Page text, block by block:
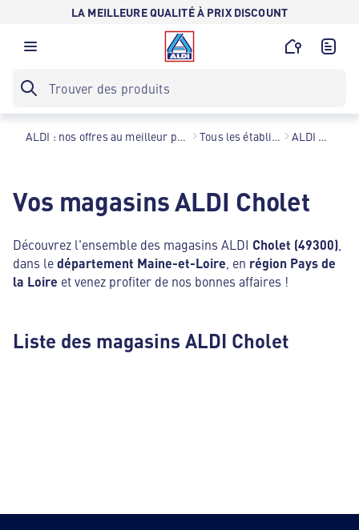
LA MEILLEURE QUALITÉ À PRIX DISCOUNT
ALDI : nos offres au meilleur prix toute l’année ! Tous les établissements ALDI Cholet
Vos magasins ALDI Cholet
Découvrez l'ensemble des magasins ALDI Cholet (49300)
dans ledépartement Maine-et-Loire , en région Pays de
la Loire et venez profiter de nos bonnes affaires !
Liste des magasins ALDI Cholet